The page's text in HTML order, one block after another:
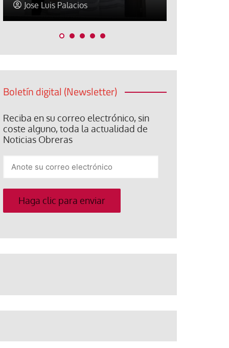
Elisa Brey
Boletín digital (Newsletter)
Reciba en su correo electrónico, sin
coste alguno, toda la actualidad de
Noticias Obreras
su
correo
electrónico
Haga clic para enviar